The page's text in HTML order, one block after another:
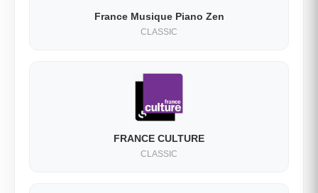
France Musique Piano Zen
CLASSIC
FRANCE CULTURE
CLASSIC